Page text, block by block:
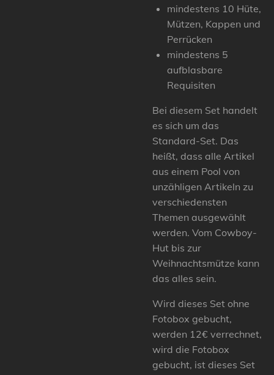
mindestens 10 Hüte,
Mützen, Kappen und
Perrücken
mindestens 5
aufblasbare
Requisiten
Bei diesem Set handelt
es sich um das
Standard-Set. Das
heißt, dass alle Artikel
aus einem Pool von
unzähligen Artikeln zu
verschiedensten
Themen ausgewählt
werden. Vom Cowboy-
Hut bis zur
Weihnachtsmütze kann
das alles sein.
Wird dieses Set ohne
Fotobox gebucht,
werden 12€ verrechnet,
wird die Fotobox
gebucht, ist dieses Set